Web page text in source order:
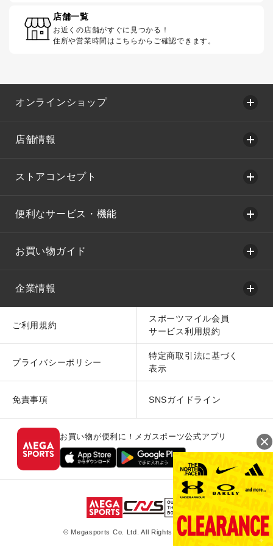
店舗一覧
お近くの店舗がすぐに見つかる！
住所や営業時間はこちらからご確認できます。
オンラインショップ
店舗情報
ストアコンセプト
便利なサービス・機能
お買い物ガイド
企業情報
ご利用規約
スポーツマイル会員
サービス利用規約
プライバシーポリシー
特定商取引法に基づく
表示
免責事項 SNSガイドライン
お買い物が便利に！メガスポーツ公式アプリ
© Megasports Co. Ltd. All Rights Reserved.